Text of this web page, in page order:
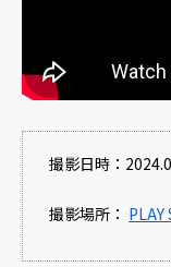
撮影日時：
撮影場所：